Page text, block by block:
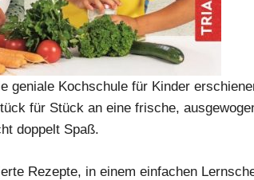
geniale Kochschule für Kinder
für Stück an eine frische,
doppelt Spaß.
Rezepte, in einem einfachen